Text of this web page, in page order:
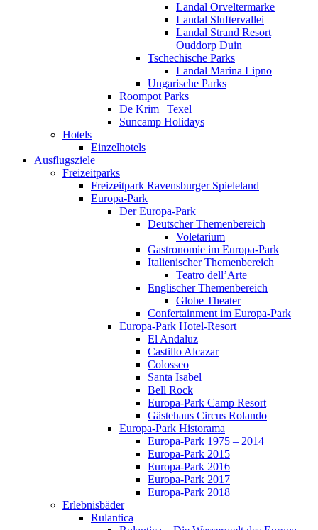
Landal Orveltermarke
Landal Sluftervallei
Landal Strand Resort
Ouddorp Duin
Tschechische Parks
Landal Marina Lipno
Ungarische Parks
Roompot Parks
De Krim | Texel
Suncamp Holidays
Hotels
Einzelhotels
Ausflugsziele
Freizeitparks
Freizeitpark Ravensburger Spieleland
Europa-Park
Der Europa-Park
Deutscher Themenbereich
Voletarium
Gastronomie im Europa-Park
Italienischer Themenbereich
Teatro dell’Arte
Englischer Themenbereich
Globe Theater
Confertainment im Europa-Park
Europa-Park Hotel-Resort
El Andaluz
Castillo Alcazar
Colosseo
Santa Isabel
Bell Rock
Europa-Park Camp Resort
Gästehaus Circus Rolando
Europa-Park Historama
Europa-Park 1975 – 2014
Europa-Park 2015
Europa-Park 2016
Europa-Park 2017
Europa-Park 2018
Erlebnisbäder
Rulantica